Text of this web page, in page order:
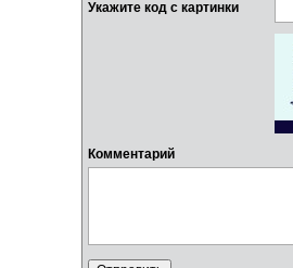
Укажите код с картинки
Комментарий